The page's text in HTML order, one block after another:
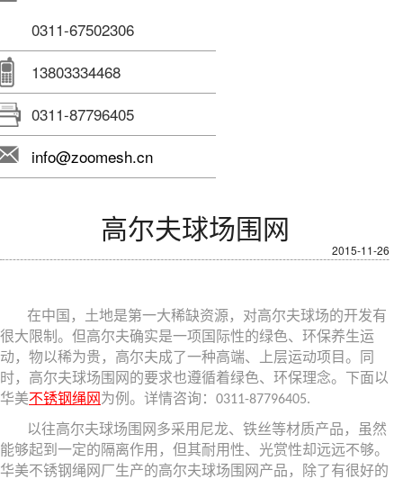
0311-67502306
13803334468
0311-87796405
info@zoomesh.cn
高尔夫球场围网
2015-11-26
在中国，土地是第一大稀缺资源，对高尔夫球场的开发有
很大限制。但高尔夫确实是一项国际性的绿色、环保养生运
动，物以稀为贵，高尔夫成了一种高端、上层运动项目。同
时，高尔夫球场围网的要求也遵循着绿色、环保理念。下面以
华美不锈钢绳网 为例。详情咨询： 0311-87796405.
以往高尔夫球场围网多采用尼龙、铁丝等材质产品，虽然
能够起到一定的隔离作用，但其耐用性、光赏性却远远不够。
华美不锈钢绳网厂生产的高尔夫球场围网产品，除了有很好的